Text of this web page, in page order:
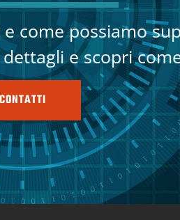
come possiamo
e scopri
CONTATTI